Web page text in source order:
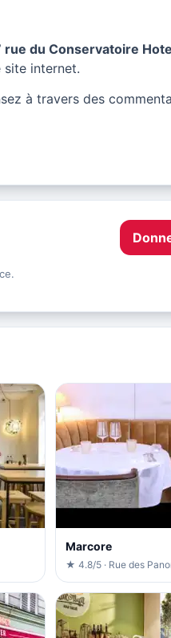
rue du Conservatoire
site internet.
à travers des
Marcore
★ 4.8/5 · Rue des